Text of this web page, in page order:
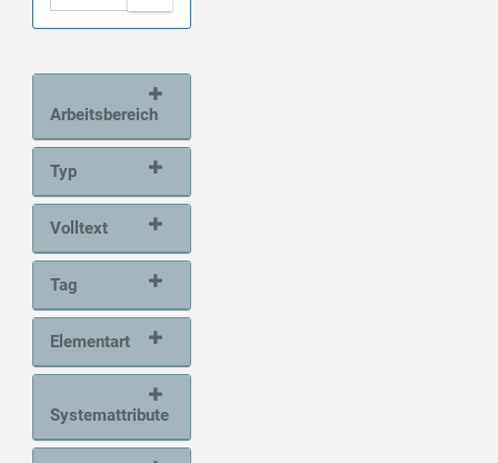
Arbeitsbereich
Typ
Volltext
Tag
Elementart
Systemattribute